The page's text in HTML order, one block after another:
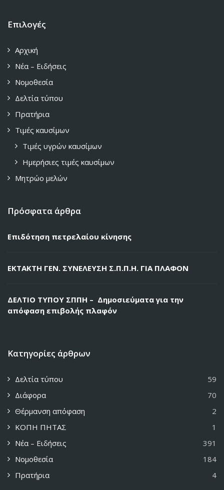
Επιλογές
Αρχική
Νέα – Ειδήσεις
Νομοθεσία
Δελτία τύπου
Πρατήρια
Τιμές καυσίμων
Τιμές υγρών καυσίμων
Ημερήσιες τιμές καυσίμων
Μητρώο μελών
Πρόσφατα άρθρα
Επιδότηση πετρελαίου κίνησης
ΕΚΤΑΚΤΗ ΓΕΝ. ΣΥΝΕΛΕΥΣΗ Σ.Π.Π.Η. ΓΙΑ ΠΛΑΦΟΝ
ΔΕΛΤΙΟ ΤΥΠΟΥ ΣΠΠΗ – Δημοσιεύματα για την
απόφαση επιβολής πλαφόν
Κατηγορίες άρθρων
Δελτία τύπου
59
Διάφορα
70
Θέρμανση απόφαση
2
ΚΟΠΗ ΠΗΤΑΣ
1
Νέα – Ειδήσεις
391
Νομοθεσία
184
Πρατήρια
4